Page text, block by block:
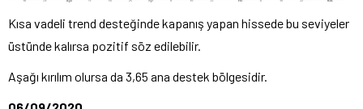
Kısa vadeli trend desteğinde kapanış yapan hissede bu seviyeler
üstünde kalırsa pozitif söz edilebilir.
Aşağı kırılım olursa da 3,65 ana destek bölgesidir.